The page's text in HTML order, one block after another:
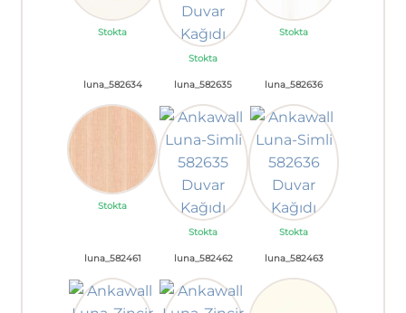
Stokta
Stokta
Stokta
luna_582634
Stokta
luna_582635
Stokta
luna_582636
Stokta
luna_582461 luna_582462 luna_582463